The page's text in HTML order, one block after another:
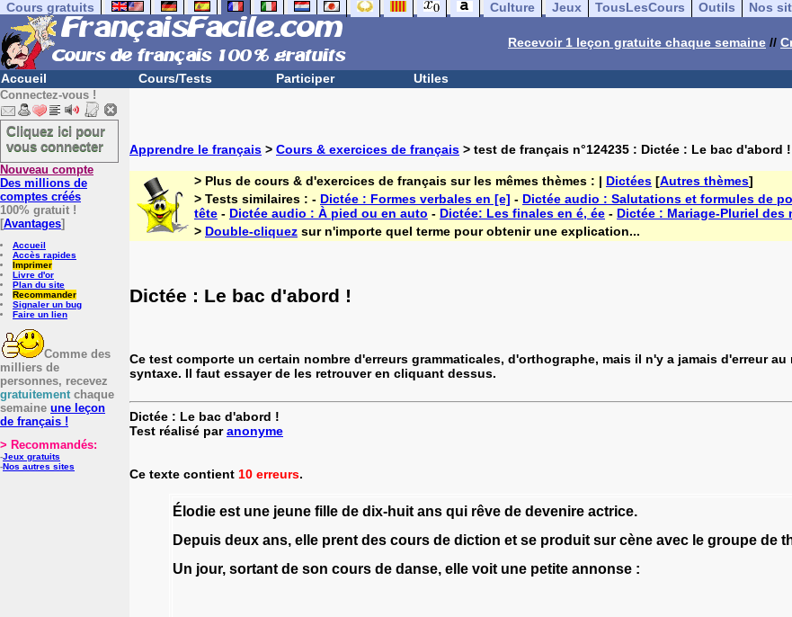
Cours gratuits Culture Jeux TousLesCours Outils Nos
Recevoir 1 leçon gratuite chaque semaine //
Accueil Cours/Tests Participer Utiles
Connectez-vous !
Cliquez ici pour
vous connecter
Nouveau compte
Des millions de
comptes créés
100% gratuit !
[Avantages]
Accueil
Accès rapides
Imprimer
Livre d'or
Plan du site
Recommander
Signaler un bug
Faire un lien
Comme des
milliers de
personnes, recevez
gratuitementchaque
semaine une leçon
de français !
> Recommandés:
-Jeux gratuits
-Nos autres sites
Apprendre le français > Cours & exercices de français > test de français n°124235 : Dictée : Le bac d'abord !
> Plus de cours & d'exercices de français sur les mêmes thèmes : | Dictées [Autres thèmes]
> Tests similaires : - Dictée : Formes verbales en [e] - Dictée audio : Salutations et formules de
tête - Dictée audio : À pied ou en auto - Dictée: Les finales en é, ée - Dictée : Mariage-Pluriel des
> Double-cliquez sur n'importe quel terme pour obtenir une explication...
Dictée : Le bac d'abord !
Ce test comporte un certain nombre d'erreurs grammaticales, d'orthographe, mais il n'y a jamais d'erreur
syntaxe. Il faut essayer de les retrouver en cliquant dessus.
Dictée : Le bac d'abord !
Test réalisé paranonyme
Ce texte contient 10 erreurs.
Élodie est une jeune fille de dix-huit ans qui rêve de devenire actrice.
Depuis deux ans, elle prent des cours de diction et se produit sur cène avec le groupe de
Un jour, sortant de son cours de danse, elle voit une petite annonse :